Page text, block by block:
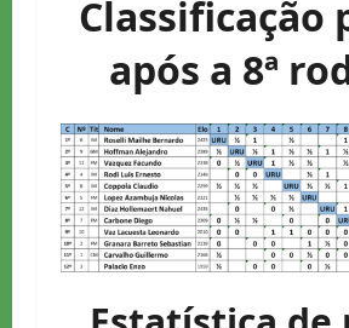
Classificação
após a 8ª